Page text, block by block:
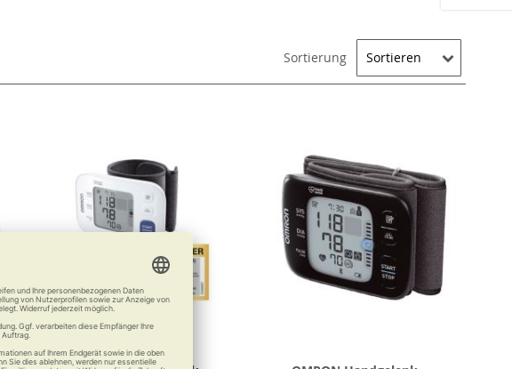
Sortierung